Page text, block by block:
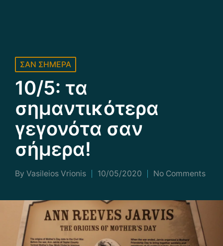
Posted
ΣΑΝ ΣΗΜΕΡΑ
10/5: τα
σημαντικότερα
γεγονότα σαν
σήμερα!
Posted
By Vasileios Vrionis 10/05/2020 No Comments